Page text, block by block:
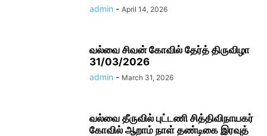
admin - April 14, 2026
வல்வை சிவன் கோவில் தேர்த் திருவிழா
31/03/2026
admin - March 31, 2026
வல்வை தீருவில் புட்டணி சித்திவிநாயகர்
கோவில் ஆறாம் நாள் தண்டிகை இரவுத்